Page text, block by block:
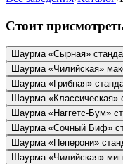
Стоит
Шаурма «Сырная»
Шаурма «Чилийская»
Шаурма «Грибная»
Шаурма «Классическая»
Шаурма «Наггетс-Бум»
Шаурма «Сочный Биф»
Шаурма «Пеперони»
Шаурма «Чилийская»